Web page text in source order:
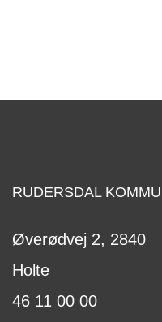
RUDERSDAL
Øverødvej 2, 2840
Holte
46 11 00 00